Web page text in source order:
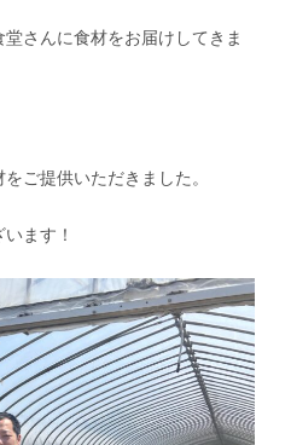
さんに食材をお届けしてきま
ご提供いただきました。
ます！